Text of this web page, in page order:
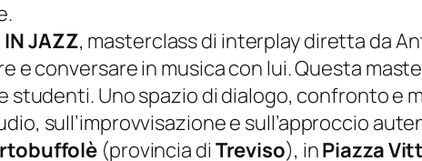
IN JAZZ, masterclass di interplay diretta da
conversare in musica con lui. Questa
Uno spazio di dialogo, confronto e
sull’improvvisazione e sull’approccio
(provincia di Treviso), inPiazza